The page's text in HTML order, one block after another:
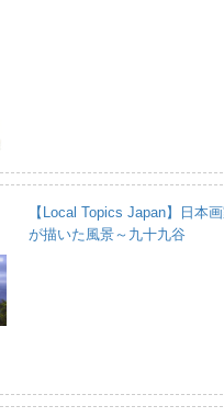
【Local Topics Japan】日本
が描いた風景～九十九谷